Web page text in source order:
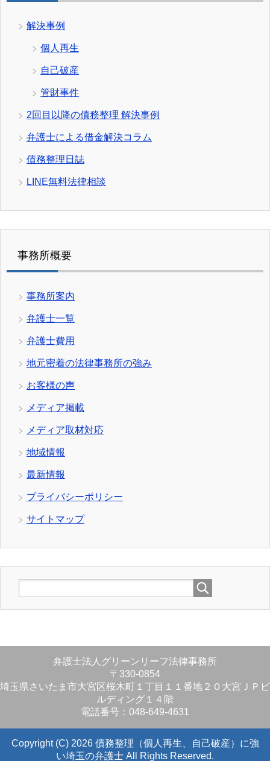
解決事例
個人再生
自己破産
管財事件
2回目以降の債務整理 解決事例
弁護士による借金解決コラム
債務整理日誌
LINE無料法律相談
事務所概要
事務所案内
弁護士一覧
弁護士費用
地元密着の法律事務所の強み
お客様の声
メディア掲載
メディア取材対応
地域情報
最新情報
プライバシーポリシー
サイトマップ
弁護士法人グリーンリーフ法律事務所
〒330-0854
埼玉県さいたま市大宮区桜木町１丁目１１番地２０大宮ＪＰビ
ルディング１４階
電話番号：048-649-4631
Copyright (C) 2026 債務整理（個人再生、自己破産）に強
い埼玉の弁護士 All Rights Reserved.